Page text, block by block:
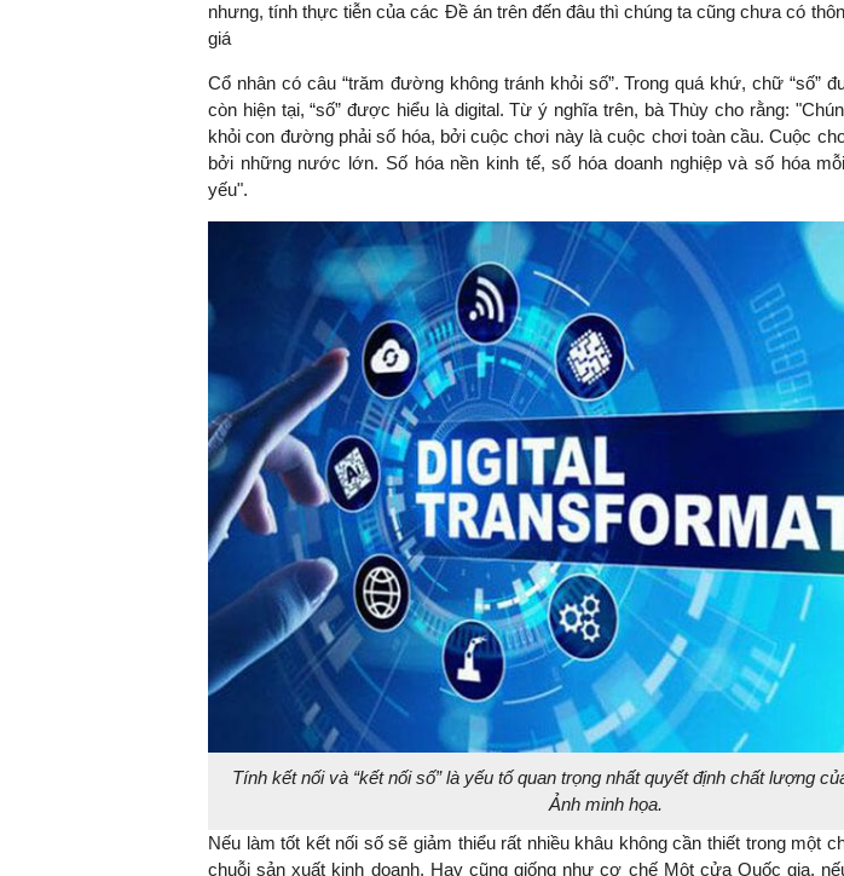
nhưng, tính thực tiễn của các Đề án trên đến đâu thì chúng ta cũng chưa có
giá
Cổ nhân có câu “trăm đường không tránh khỏi số”. Trong quá khứ, chữ “số”
còn hiện tại, “số” được hiểu là digital. Từ ý nghĩa trên, bà Thùy cho rằng:
khỏi con đường phải số hóa, bởi cuộc chơi này là cuộc chơi toàn cầu. Cuộc
bởi những nước lớn. Số hóa nền kinh tế, số hóa doanh nghiệp và số hóa
yếu".
Tính kết nối và “kết nối số” là yếu tố quan trọng nhất quyết định chất lượng
Ảnh minh họa.
Nếu làm tốt kết nối số sẽ giảm thiểu rất nhiều khâu không cần thiết trong một
chuỗi sản xuất kinh doanh. Hay cũng giống như cơ chế Một cửa Quốc gia,
TS. Nguyễn Đức Độ - Phó Viện trưởng
"Có rất nhiều việc phải làm
ngay từ bây giờ và trên thực tế
đang được tiến hành như tăng
đầu tư cho khoa học công
nghệ; ban hành các cơ chế
khuyến khích đổi mới sáng tạo,
khởi nghiệp..."
Việc sử
sách tài
nghĩa hỗ
đóng vai
tăng